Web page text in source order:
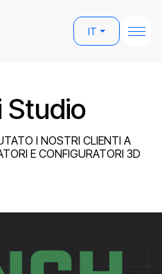
IT
Studio
I NOSTRI CLIENTI A
E CONFIGURATORI 3D